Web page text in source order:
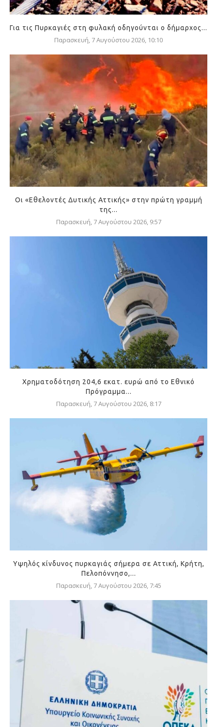
Για τις Πυρκαγιές στη φυλακή οδηγούνται ο δήμαρχος...
Παρασκευή, 7 Αυγούστου 2026, 10:10
Οι «Εθελοντές Δυτικής Αττικής» στην πρώτη γραμμή
της...
Παρασκευή, 7 Αυγούστου 2026, 9:57
Χρηματοδότηση 204,6 εκατ. ευρώ από το Εθνικό
Πρόγραμμα...
Παρασκευή, 7 Αυγούστου 2026, 8:17
Υψηλός κίνδυνος πυρκαγιάς σήμερα σε Αττική, Κρήτη,
Πελοπόννησο,...
Παρασκευή, 7 Αυγούστου 2026, 7:45